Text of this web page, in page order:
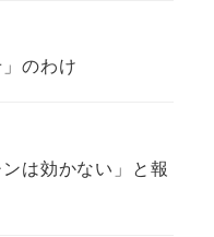
のわけ
は効かない」と報